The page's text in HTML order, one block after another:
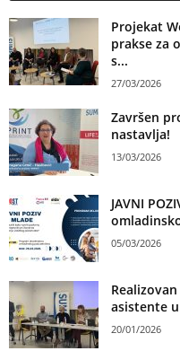
Projekat
prakse za
s...
27/03/2026
Završen
nastavlja!
13/03/2026
JAVNI
05/03/2026
asistente
20/01/2026